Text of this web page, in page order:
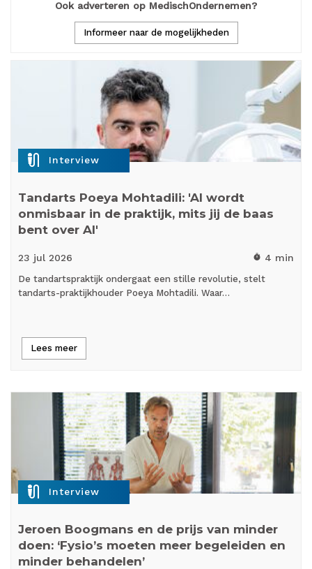
Ook adverteren op MedischOndernemen?
Informeer naar de mogelijkheden
mic_external_on Interview
Tandarts Poeya Mohtadili: 'AI wordt
onmisbaar in de praktijk, mits jij de baas
bent over AI'
23 jul 2026 timer 4 min
De tandartspraktijk ondergaat een stille revolutie, stelt
tandarts-praktijkhouder Poeya Mohtadili. Waar…
Lees meer
mic_external_on Interview
Jeroen Boogmans en de prijs van minder
doen: ‘Fysio’s moeten meer begeleiden en
minder behandelen’